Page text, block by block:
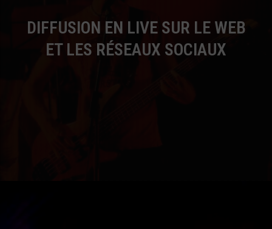
DIFFUSION EN LIVE SUR LE WEB
ET LES RÉSEAUX SOCIAUX